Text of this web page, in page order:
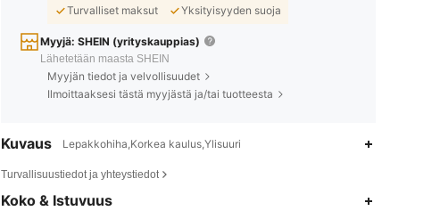
Turvalliset maksut
Yksityisyyden suoja
Myyjä: SHEIN (yrityskauppias)
Lähetetään maasta SHEIN
Myyjän tiedot ja velvollisuudet
Ilmoittaaksesi tästä myyjästä ja/tai tuotteesta
Kuvaus Lepakkohiha,Korkea kaulus,Ylisuuri
Turvallisuustiedot ja yhteystiedot
Koko & Istuvuus
4.85